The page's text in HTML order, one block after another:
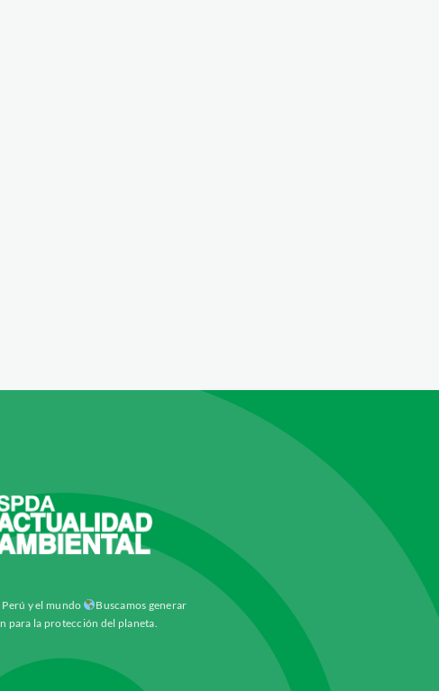
y el mundo
Buscamos generar
para la protección del planeta.